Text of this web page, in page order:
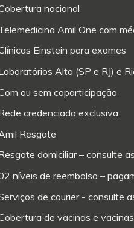
nacional
Amil One com
Einstein para exames
Alta (SP e RJ) e
ou sem coparticipação
credenciada exclusiva
Resgate
domiciliar – consulte
níveis de reembolso –
de courier - consulte
de vacinas e